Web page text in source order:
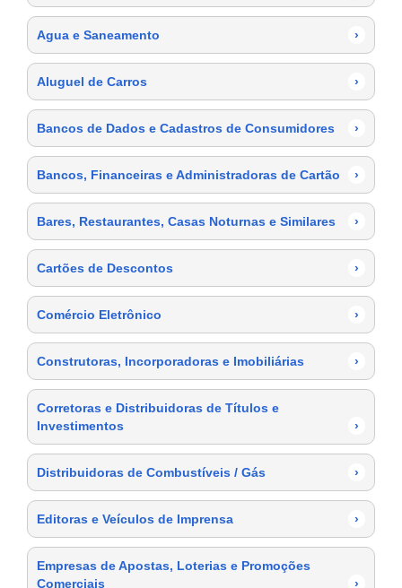
Agua e Saneamento ›
Aluguel de Carros ›
Bancos de Dados e Cadastros de Consumidores ›
Bancos, Financeiras e Administradoras de Cartão ›
Bares, Restaurantes, Casas Noturnas e Similares ›
Cartões de Descontos ›
Comércio Eletrônico ›
Construtoras, Incorporadoras e Imobiliárias ›
Corretoras e Distribuidoras de Títulos e
Investimentos
›
Distribuidoras de Combustíveis / Gás ›
Editoras e Veículos de Imprensa ›
Empresas de Apostas, Loterias e Promoções
Comerciais
›